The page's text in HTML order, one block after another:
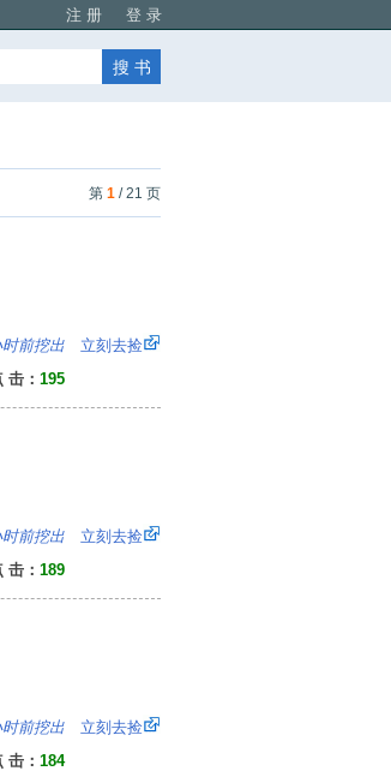
注 册 登 录
第 1 / 21 页
时前挖出 立刻去捡
击： 195
时前挖出 立刻去捡
击： 189
时前挖出 立刻去捡
击： 184